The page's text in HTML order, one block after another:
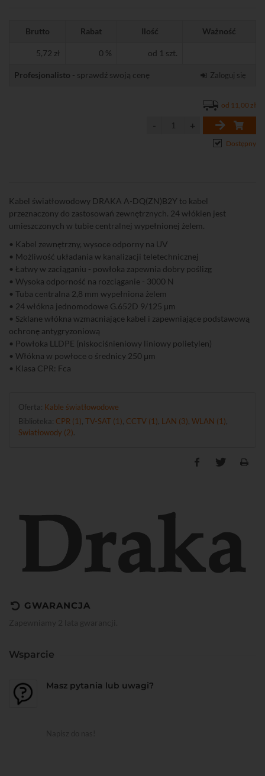
Brutto Rabat Ilość Ważność
5,72 zł 0 % od 1 szt.
Profesjonalisto - sprawdź swoją cenę Zaloguj się
od 11,00 zł
Dostępny
Kabel światłowodowy DRAKA A-DQ(ZN)B2Y to kabel
przeznaczony do zastosowań zewnętrznych. 24 włókien jest
umieszczonych w tubie centralnej wypełnionej żelem.
• Kabel zewnętrzny, wysoce odporny na UV
• Możliwość układania w kanalizacji teletechnicznej
• Łatwy w zaciąganiu - powłoka zapewnia dobry poślizg
• Wysoka odporność na rozciąganie - 3000 N
• Tuba centralna 2,8 mm wypełniona żelem
• 24 włókna jednomodowe G.652D 9/125 μm
• Szklane włókna wzmacniające kabel i zapewniające podstawową
ochronę antygryzoniową
• Powłoka LLDPE (niskociśnieniowy liniowy polietylen)
• Włókna w powłoce o średnicy 250 μm
• Klasa CPR: Fca
Oferta: Kable światłowodowe
Biblioteka: CPR (1) TV-SAT (1) CCTV (1) LAN (3) WLAN (1)
Swiatłowody (2)
GWARANCJA
Wsparcie
Masz pytania lub uwagi?